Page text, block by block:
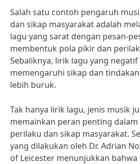
Salah satu contoh pengaruh
dan sikap masyarakat adalah
lagu yang sarat dengan pesan-
membentuk pola pikir dan
Sebaliknya, lirik lagu yang
memengaruhi sikap dan
lebih buruk.
Tak hanya lirik lagu, jenis musik
memainkan peran penting
perilaku dan sikap masyarakat.
yang dilakukan oleh Dr. Adrian
of Leicester menunjukkan